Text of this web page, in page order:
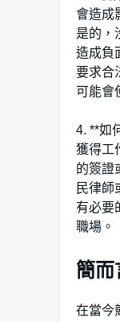
會造成
是的，
造成負
要求合
可能會
4. **如
獲得工
的簽證
民律師
有必要
職場。
簡而
在當今